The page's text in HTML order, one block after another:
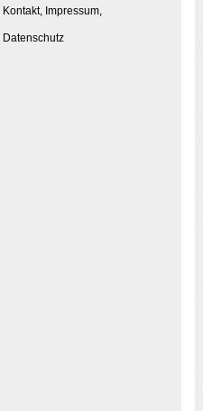
Kontakt, Impressum,
Datenschutz